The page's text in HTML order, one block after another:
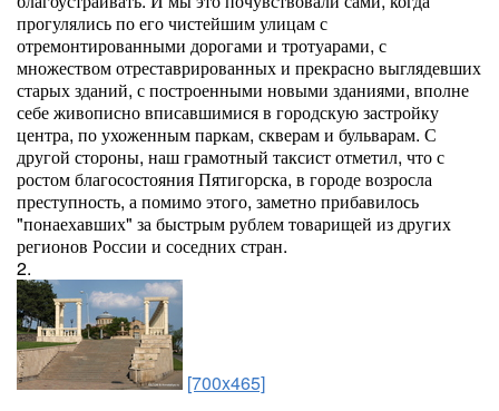
прогулялись по его чистейшим улицам с
отремонтированными дорогами и тротуарами, с
множеством отреставрированных и прекрасно выглядевших
старых зданий, с построенными новыми зданиями, вполне
себе живописно вписавшимися в городскую застройку
центра, по ухоженным паркам, скверам и бульварам. С
другой стороны, наш грамотный таксист отметил, что с
ростом благосостояния Пятигорска, в городе возросла
преступность, а помимо этого, заметно прибавилось
"понаехавших" за быстрым рублем товарищей из других
регионов России и соседних стран.
2.
[700x465]